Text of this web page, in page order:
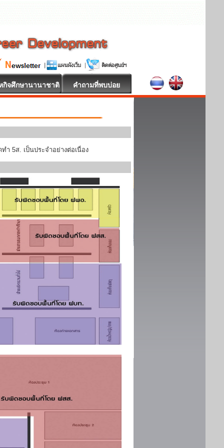
กิจศึกษานานาชาติ คำถามที่พบบ่อย
5ส. เป็นประจำอย่างต่อเนื่อง